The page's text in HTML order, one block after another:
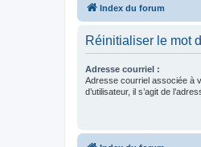
Index du forum
Réinitialiser le mot
Adresse courriel :
Adresse courriel associée à
d’utilisateur, il s’agit de